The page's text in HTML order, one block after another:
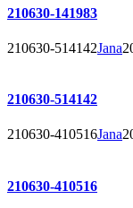
210630-141983
210630-514142Jana
210630-514142
210630-410516Jana
210630-410516